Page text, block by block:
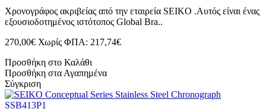
Χρονογράφος ακριβείας από την εταιρεία SEIKO .Αυτός είναι ένας
εξουσιοδοτημένος ιστότοπος Global Bra..
270,00€ Χωρίς ΦΠΑ: 217,74€
Προσθήκη στο Καλάθι
Προσθήκη στα Αγαπημένα
Σύγκριση